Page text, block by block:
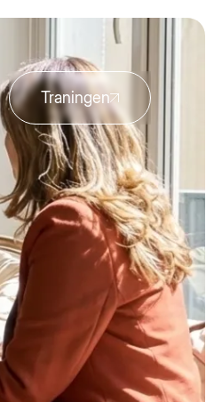
Traningen